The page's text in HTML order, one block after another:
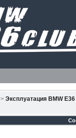
>Эксплуатация BMW E36